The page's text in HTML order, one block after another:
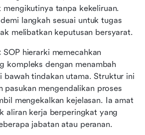
mengikutinya tanpa kekeliruan.
langkah sesuai untuk tugas
melibatkan keputusan bersyarat.
SOP hierarki memecahkan
kompleks dengan menambah
bawah tindakan utama. Struktur ini
pasukan mengendalikan proses
mengekalkan kejelasan. Ia amat
aliran kerja berperingkat yang
jabatan atau peranan.